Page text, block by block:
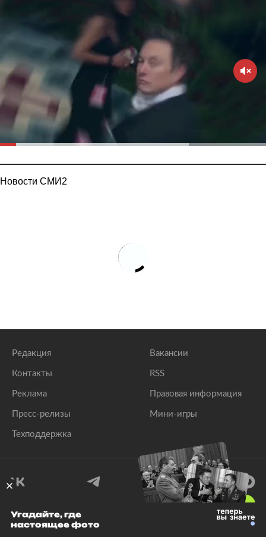
Новости СМИ2
Редакция
Контакты
Реклама
Пресс-релизы
Техподдержка
Вакансии
RSS
Правовая информация
Мини-игры
© 1999–2026 Все права защищены.
Угадайте, где
настоящее фото